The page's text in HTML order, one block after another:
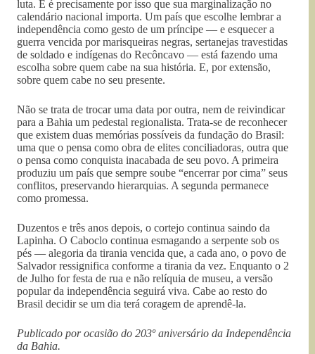
luta. E é precisamente por isso que sua marginalização no
calendário nacional importa. Um país que escolhe lembrar a
independência como gesto de um príncipe — e esquecer a
guerra vencida por marisqueiras negras, sertanejas travestidas
de soldado e indígenas do Recôncavo — está fazendo uma
escolha sobre quem cabe na sua história. E, por extensão,
sobre quem cabe no seu presente.
Não se trata de trocar uma data por outra, nem de reivindicar
para a Bahia um pedestal regionalista. Trata-se de reconhecer
que existem duas memórias possíveis da fundação do Brasil:
uma que o pensa como obra de elites conciliadoras, outra que
o pensa como conquista inacabada de seu povo. A primeira
produziu um país que sempre soube “encerrar por cima” seus
conflitos, preservando hierarquias. A segunda permanece
como promessa.
Duzentos e três anos depois, o cortejo continua saindo da
Lapinha. O Caboclo continua esmagando a serpente sob os
pés — alegoria da tirania vencida que, a cada ano, o povo de
Salvador ressignifica conforme a tirania da vez. Enquanto o 2
de Julho for festa de rua e não relíquia de museu, a versão
popular da independência seguirá viva. Cabe ao resto do
Brasil decidir se um dia terá coragem de aprendê-la.
Publicado por ocasião do 203º aniversário da Independência
da Bahia.